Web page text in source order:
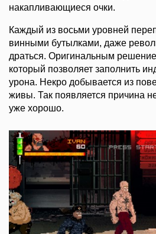
накапливающиеся очки.
Каждый из восьми уровней
винными бутылками, даже
драться. Оригинальным
который позволяет заполнить
урона. Некро добывается из
живы. Так появляется причина
уже хорошо.